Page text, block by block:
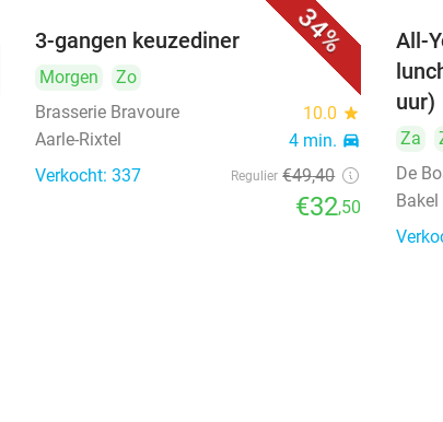
34%
3-gangen keuzediner
Morgen
Zo
Brasserie Bravoure
10.0 star
Aarle-Rixtel 4 min. directions_car
Verkocht: 337 Regulier €49,40
€32,50
All-
uur)
Za
De
Bakel